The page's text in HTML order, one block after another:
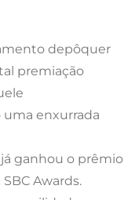
depôquer
premiação
enxurrada
ganhou o prêmio
Awards.